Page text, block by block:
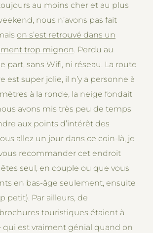
au moins cher et au plus
nous n’avons pas fait
on s’est retrouvé dans un
trop mignon. Perdu au
part, sans Wifi, ni réseau. La route
est super jolie, il n’y a personne à
à la ronde, la neige fondait
avons mis très peu de temps
aux points d’intérêt des
allez un jour dans ce coin-là, je
recommander cet endroit
êtes seul, en couple ou que vous
en bas-âge seulement, ensuite
petit). Par ailleurs, de
touristiques étaient à
qui est vraiment génial quand on